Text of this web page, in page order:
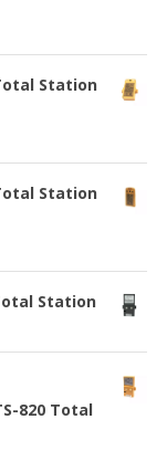
Station
Station
Station
820 Total